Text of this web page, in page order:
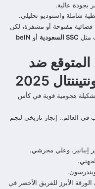
بجودة عالية.
شاملة واستوديو تحليلي.
فضائية مفتوحة أو مشفرة، لكن
مثل SSC السعودية أو beIN
ضد
2025
هجومية قوية في كأس
لاعب في العالم.. إنجاز تاريخي لنجم
إيبانيز، وعلي مجرشي.
الأبرز للفريق الأخضر في